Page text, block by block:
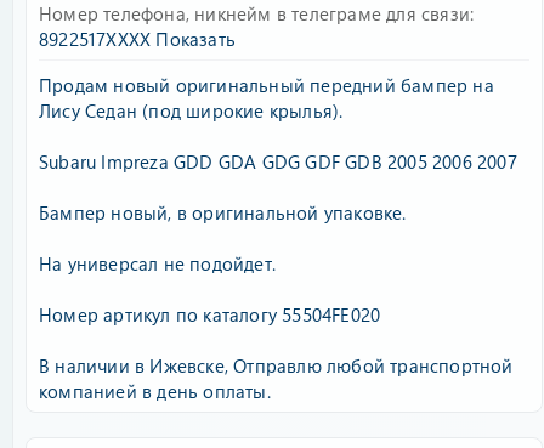
Номер телефона, никнейм в телеграме для связи
8922517XXXX Показать
Продам новый оригинальный передний бампер на
Лису Седан (под широкие крылья).
Subaru Impreza GDD GDA GDG GDF GDB 2005 2006 2007
Бампер новый, в оригинальной упаковке.
На универсал не подойдет.
Номер артикул по каталогу 55504FE020
В наличии в Ижевске, Отправлю любой транспортной
компанией в день оплаты.